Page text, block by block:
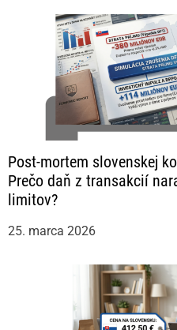
Post-mortem slovenskej
Prečo daň z transakcií
limitov?
25. marca 2026